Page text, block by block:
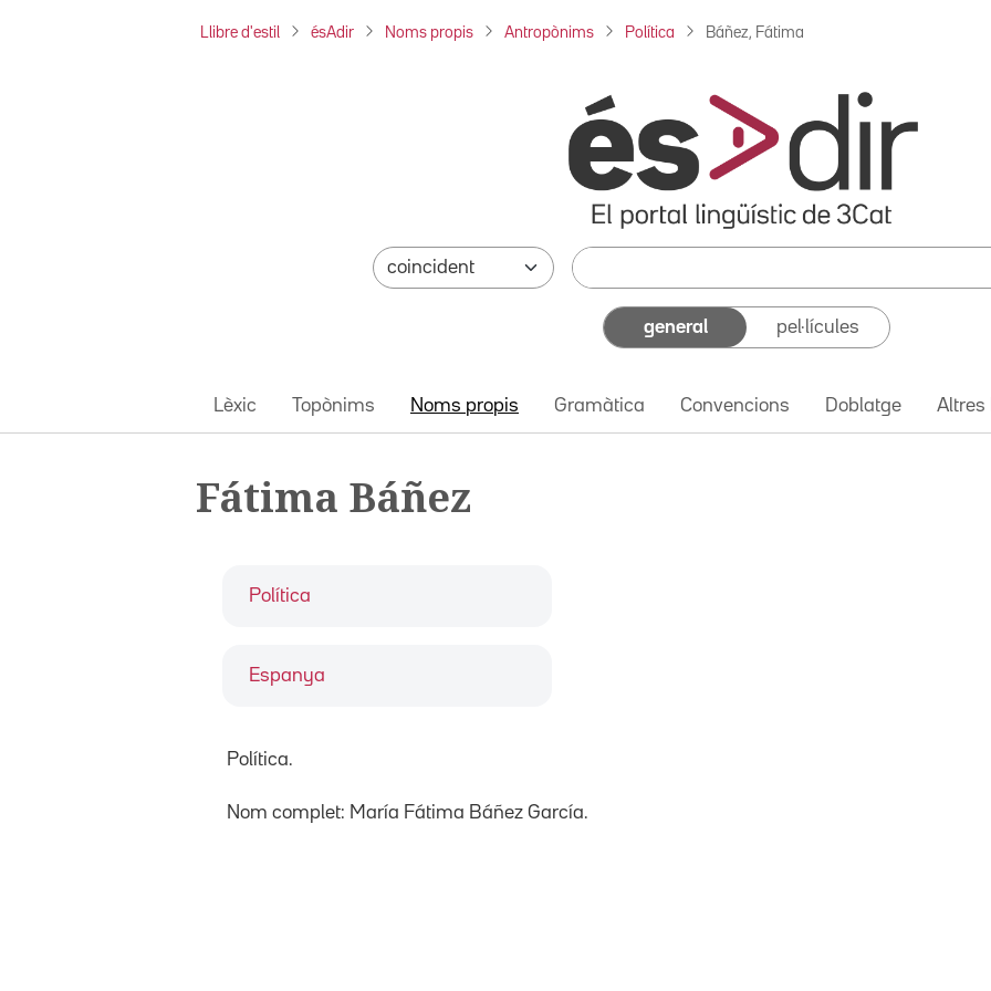
Llibre d'estil ésAdir Noms propis Antropònims Política Báñez, Fátima
general pel·lícules
Lèxic Topònims Noms propis Gramàtica Convencions Doblatge Altres
Fátima Báñez
Política
Espanya
Política.
Nom complet: María Fátima Báñez García.